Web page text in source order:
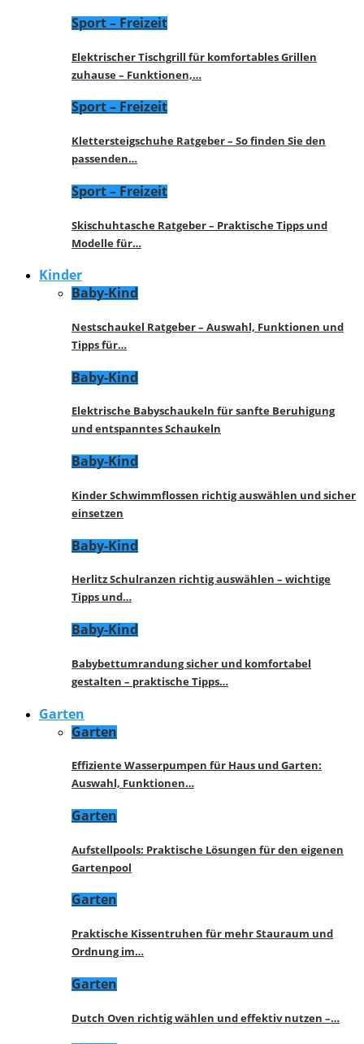
Sport – Freizeit
Elektrischer Tischgrill für komfortables Grillen
zuhause – Funktionen,…
Sport – Freizeit
Klettersteigschuhe Ratgeber – So finden Sie den
passenden…
Sport – Freizeit
Skischuhtasche Ratgeber – Praktische Tipps und
Modelle für…
Kinder
Baby-Kind
Nestschaukel Ratgeber – Auswahl, Funktionen und
Tipps für…
Baby-Kind
Elektrische Babyschaukeln für sanfte Beruhigung
und entspanntes Schaukeln
Baby-Kind
Kinder Schwimmflossen richtig auswählen und sicher
einsetzen
Baby-Kind
Herlitz Schulranzen richtig auswählen – wichtige
Tipps und…
Baby-Kind
Babybettumrandung sicher und komfortabel
gestalten – praktische Tipps…
Garten
Garten
Effiziente Wasserpumpen für Haus und Garten:
Auswahl, Funktionen…
Garten
Aufstellpools: Praktische Lösungen für den eigenen
Gartenpool
Garten
Praktische Kissentruhen für mehr Stauraum und
Ordnung im…
Garten
Dutch Oven richtig wählen und effektiv nutzen –…